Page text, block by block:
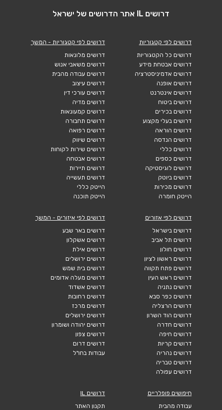
דרושים IL אתר הדרושים של ישראל
דרושים לפי קטגוריות
דרושים כל הקטגוריות
דרושים אבטחת מידע
דרושים אדמיניסטרציה
דרושים אופנה
דרושים אינטרנט
דרושים ביטוח
דרושים בכירים
דרושים בעלי מקצוע
דרושים הוראה
דרושים הנדסה
דרושים כללי
דרושים כספים
דרושים לוגיסטיקה
דרושים ביוטק
דרושים מכירות
הייטק חומרה
דרושים לפי קטגוריות - המשך
דרושים מלונאות
דרושים משאבי אנוש
דרושים עבודה מהבית
דרושים עיצוב
דרושים עורכי דין
דרושים מדיה
דרושים קמעונאות
דרושים תחבורה
דרושים רפואה
דרושים שיווק
דרושים שירות לקוחות
דרושים אבטחה
דרושים תיירות
דרושים תעשייה
הייטק כללי
הייטק תוכנה
דרושים לפי אזורים
דרושים בישראל
דרושים תל אביב
דרושים חולון
דרושים ראשון לציון
דרושים פתח תקווה
דרושים ראש העין
דרושים נתניה
דרושים כפר סבא
דרושים הרצליה
דרושים הוד השרון
דרושים חדרה
דרושים חיפה
דרושים קריות
דרושים נהריה
דרושים טבריה
דרושים עפולה
דרושים לפי איזורים - המשך
דרושים באר שבע
דרושים אשקלון
דרושים אילת
דרושים ירושלים
דרושים בית שמש
דרושים מעלה אדומים
דרושים אשדוד
דרושים רחובות
דרושים מרכז
דרושים ירושלים
דרושים יהודה ושומרון
דרושים צפון
דרושים דרום
עבודות בחו"ל
חיפושים פופלריים
עבודה מהבית
דרושים IL
תקנון האתר